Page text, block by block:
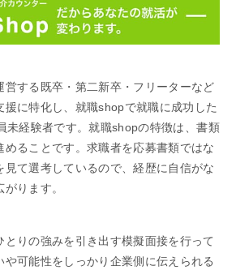
営する既卒・第二新卒・フリーターなど
援に特化し、就職shopで就職に成功した
未経験者です。就職shopの特徴は、書類
めることです。求職者を応募書類ではな
見て選考しているので、経歴に自信がな
ります。
りの強みを引き出す模擬面接を行って
や可能性をしっかり企業側に伝えられる